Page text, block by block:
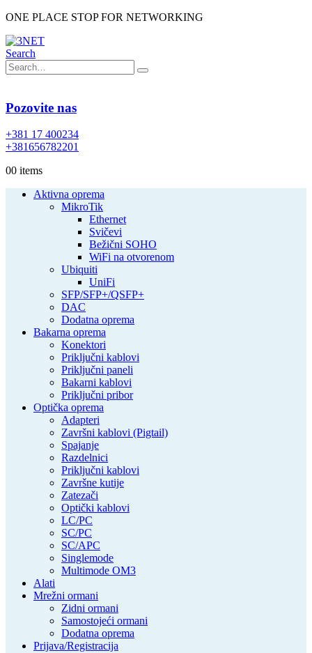
ONE PLACE STOP FOR NETWORKING
Search
Pozovite nas
+381 17 400234
+381656782201
00 items
Aktivna oprema
MikroTik
Ethernet
Svičevi
Bežični SOHO
WiFi na otvorenom
Ubiquiti
UniFi
SFP/SFP+/QSFP+
DAC
Dodatna oprema
Bakarna oprema
Konektori
Priključni kablovi
Priključni paneli
Bakarni kablovi
Priključni pribor
Optička oprema
Adapteri
Završni kablovi (Pigtail)
Spajanje
Razdelnici
Priključni kablovi
Završne kutije
Zatezači
Optički kablovi
LC/PC
SC/PC
SC/APC
Singlemode
Multimode OM3
Alati
Mrežni ormani
Zidni ormani
Samostojeći ormani
Dodatna oprema
Prijava/Registracija